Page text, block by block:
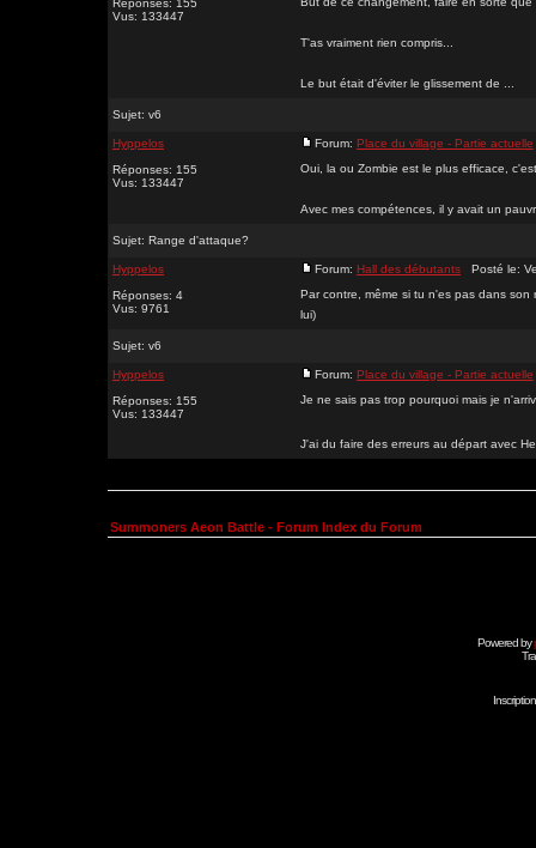
Réponses: 155
Vus: 133447
T'as vraiment rien compris...
Le but était d'éviter le glissement de ...
Sujet: v6
Hyppelos
Réponses: 155
Vus: 133447
Forum: Place du village - Partie actuelle
Oui, la ou Zombie est le plus efficace,
Avec mes compétences, il y avait un
Sujet: Range d'attaque?
Hyppelos
Réponses: 4
Vus: 9761
Forum: Hall des débutants Posté le:
Par contre, même si tu n'es pas dans
lui)
Sujet: v6
Hyppelos
Réponses: 155
Vus: 133447
Forum: Place du village - Partie actuelle
Je ne sais pas trop pourquoi mais je
J'ai du faire des erreurs au départ avec
Summoners Aeon Battle - Forum Index du Forum
Powered by